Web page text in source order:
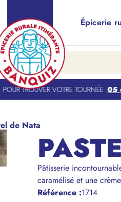
Épicerie
TROUVER VOTRE TOURNÉE :05
de Nata
Pâtisserie
caramélisé et une
Référence :1714